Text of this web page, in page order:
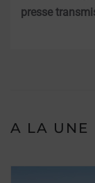
presse
A LA UNE